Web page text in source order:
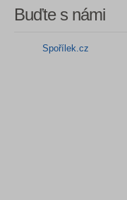
Buďte s námi
Spořílek.cz